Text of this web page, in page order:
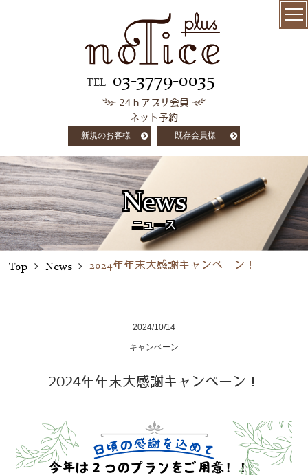
TEL 03-3779-0035
24ｈアプリ会員
ネット予約
新規のお客様 既存会員様
salon info
concept
customer voice
column
News
ニュース
Top News 2024年年末大感謝キャンペーン！
2024/10/14
キャンペーン
2024年年末大感謝キャンペーン！